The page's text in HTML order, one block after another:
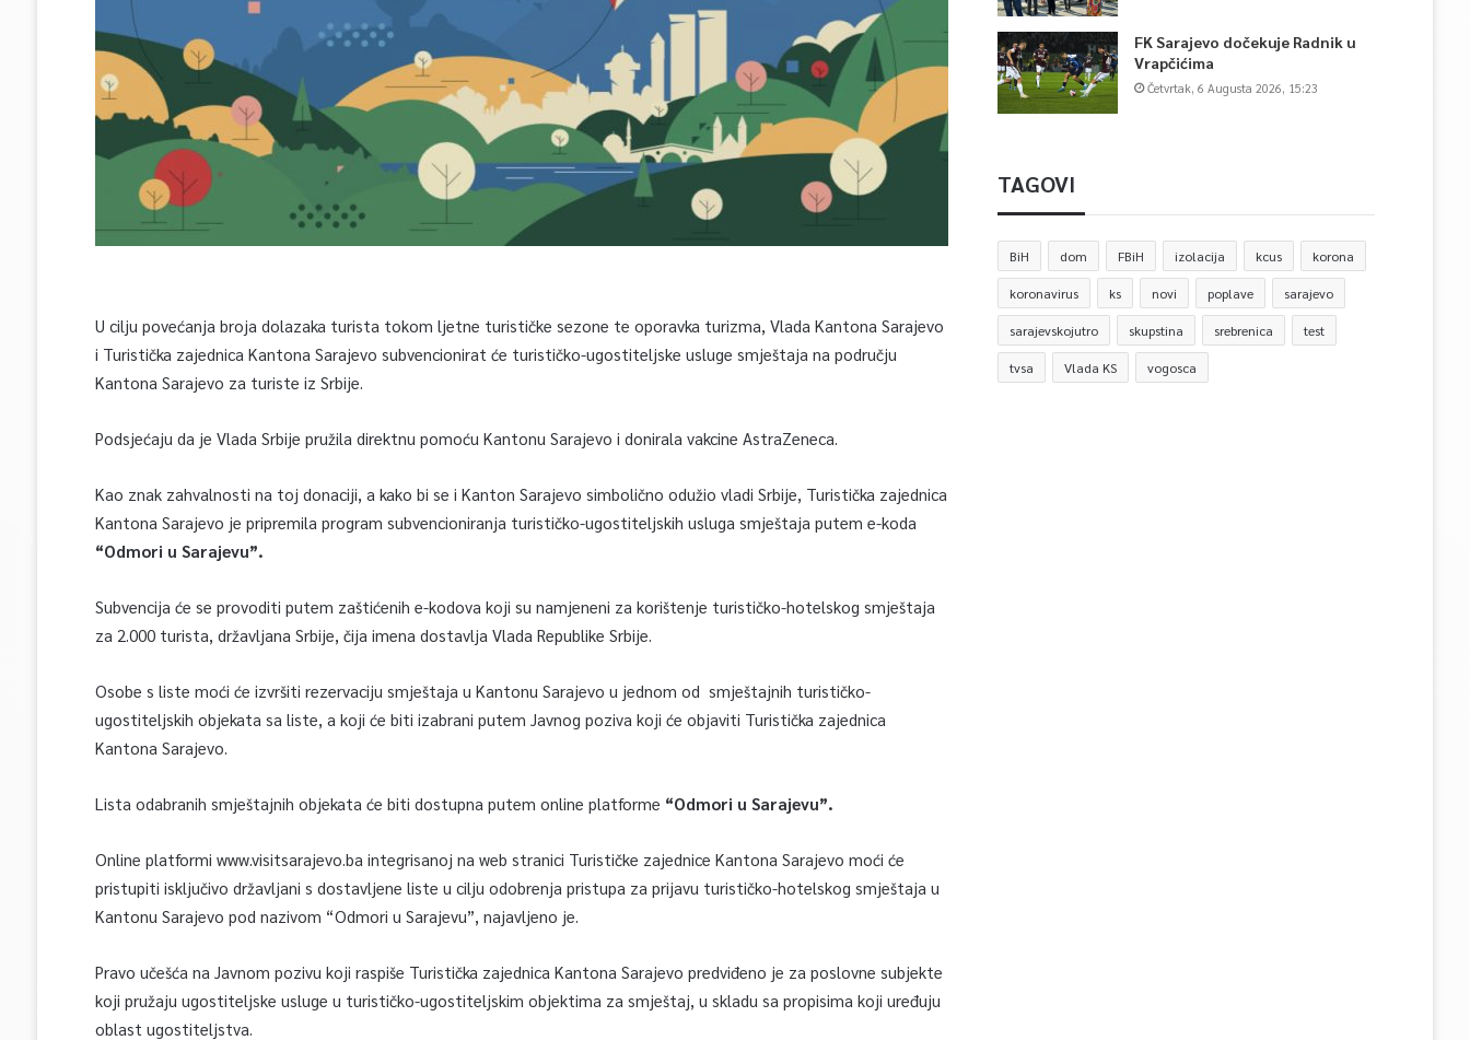
U cilju povećanja broja dolazaka turista tokom ljetne turističke sezone te oporavka turizma, Vlada Kantona Sarajevo
i Turistička zajednica Kantona Sarajevo subvencionirat će turističko-ugostiteljske usluge smještaja na području
Kantona Sarajevo za turiste iz Srbije.
Podsjećaju da je Vlada Srbije pružila direktnu pomoću Kantonu Sarajevo i donirala vakcine AstraZeneca.
Kao znak zahvalnosti na toj donaciji, a kako bi se i Kanton Sarajevo simbolično odužio vladi Srbije, Turistička zajednica
Kantona Sarajevo je pripremila program subvencioniranja turističko-ugostiteljskih usluga smještaja putem e-koda
“Odmori u Sarajevu”.
Subvencija će se provoditi putem zaštićenih e-kodova koji su namjeneni za korištenje turističko-hotelskog smještaja
za 2.000 turista, državljana Srbije, čija imena dostavlja Vlada Republike Srbije.
Osobe s liste moći će izvršiti rezervaciju smještaja u Kantonu Sarajevo u jednom od smještajnih turističko-
ugostiteljskih objekata sa liste, a koji će biti izabrani putem Javnog poziva koji će objaviti Turistička zajednica
Kantona Sarajevo.
Lista odabranih smještajnih objekata će biti dostupna putem online platforme “Odmori u Sarajevu”.
Online platformi www.visitsarajevo.ba integrisanoj na web stranici Turističke zajednice Kantona Sarajevo moći će
pristupiti isključivo državljani s dostavljene liste u cilju odobrenja pristupa za prijavu turističko-hotelskog smještaja u
Kantonu Sarajevo pod nazivom “Odmori u Sarajevu”, najavljeno je.
Pravo učešća na Javnom pozivu koji raspiše Turistička zajednica Kantona Sarajevo predviđeno je za poslovne subjekte
koji pružaju ugostiteljske usluge u turističko-ugostiteljskim objektima za smještaj, u skladu sa propisima koji uređuju
oblast ugostiteljstva.
FK Sarajevo dočekuje Radnik u
Vrapčićima
Četvrtak, 6 Augusta 2026, 15:23
TAGOVI
BiH dom FBiH izolacija kcus korona
koronavirus ks novi poplave sarajevo
sarajevskojutro skupstina srebrenica test
tvsa Vlada KS vogosca